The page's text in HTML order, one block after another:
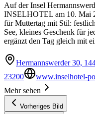
Auf der Insel
INSELHOTEL am 10. Mai
für Muttertag mit Stil:
See, kleines Geschenk für
ergänzt den Tag gleich mit
Hermannswerder 30,
23200
www.inselhotel-
Mehr sehen
Vorheriges Bild